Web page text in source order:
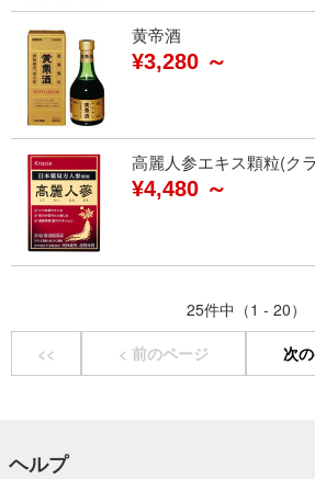
黄帝酒
¥3,280 ～
高麗人参エキス顆粒(ク
¥4,480 ～
25件中（1 - 20）
<<
< 前のページ 次
ヘルプ